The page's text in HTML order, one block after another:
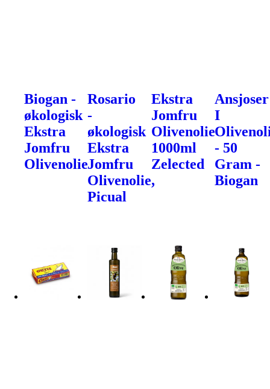
Biogan -
økologisk
Ekstra
Jomfru
Olivenolie
Rosario
-
økologisk
Ekstra
Jomfru
Olivenolie,
Picual
Ekstra
Jomfru
Olivenolie
1000ml
Zelected
Ansjoser
I
- 50
Gram -
Biogan